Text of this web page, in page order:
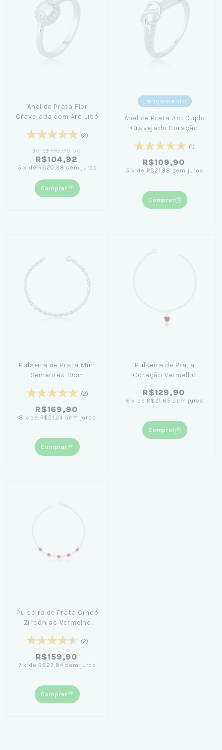
Anel de Prata Flor
Cravejada com Aro Liso
(2)
deR$139,90 por
R$104,92
5 x de R$20,98 sem juros
Comprar
Lançamento
Anel de Prata Aro Duplo
Cravejado Coração
(1)
R$109,90
5 x de R$21,98 sem juros
Comprar
Pulseira de Prata Mini
Sementes 19cm
(2)
R$169,90
8 x de R$21,24 sem juros
Comprar
Pulseira de Prata
Coração Vermelho
R$129,90
6 x de R$21,65 sem juros
Comprar
Pulseira de Prata Cinco
Zircônias Vermelho
(2)
R$159,90
7 x de R$22,84 sem juros
Comprar